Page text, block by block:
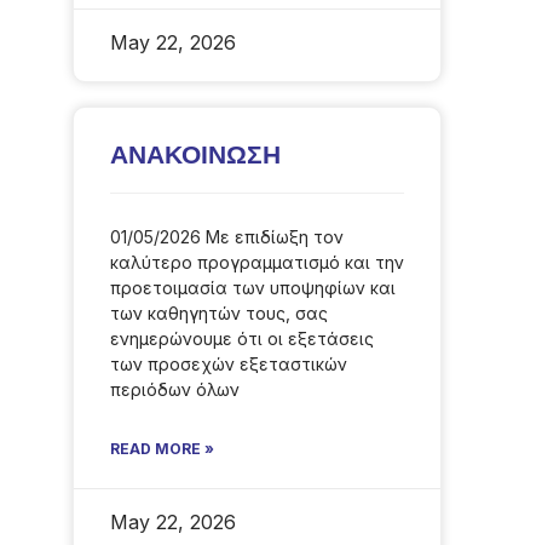
May 22, 2026
ΑΝΑΚΟΙΝΩΣΗ
01/05/2026 Με επιδίωξη τον
καλύτερο προγραμματισμό και την
προετοιμασία των υποψηφίων και
των καθηγητών τους, σας
ενημερώνουμε ότι οι εξετάσεις
των προσεχών εξεταστικών
περιόδων όλων
READ MORE »
May 22, 2026